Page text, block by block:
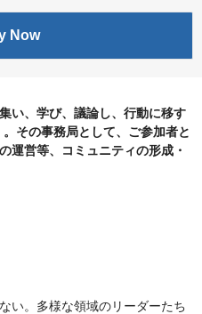
Now
い、学び、議論し、行動に移す
その事務局として、ご参加者と
運営等、コミュニティの形成・
い。多様な領域のリーダーたち